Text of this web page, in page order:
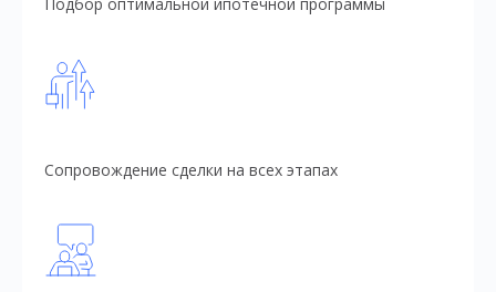
Сопровождение сделки на всех этапах